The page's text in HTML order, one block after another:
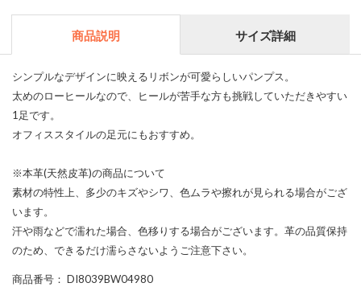
商品説明 サイズ詳細
シンプルなデザインに映えるリボンが可愛らしいパンプス。
太めのローヒールなので、ヒールが苦手な方も挑戦していただきやすい
1足です。
オフィススタイルの足元にもおすすめ。
※本革(天然皮革)の商品について
素材の特性上、多少のキズやシワ、色ムラや擦れが見られる場合がござ
います。
汗や雨などで濡れた場合、色移りする場合がございます。革の品質保持
のため、できるだけ濡らさないようご注意下さい。
商品番号 ： DI8039BW04980